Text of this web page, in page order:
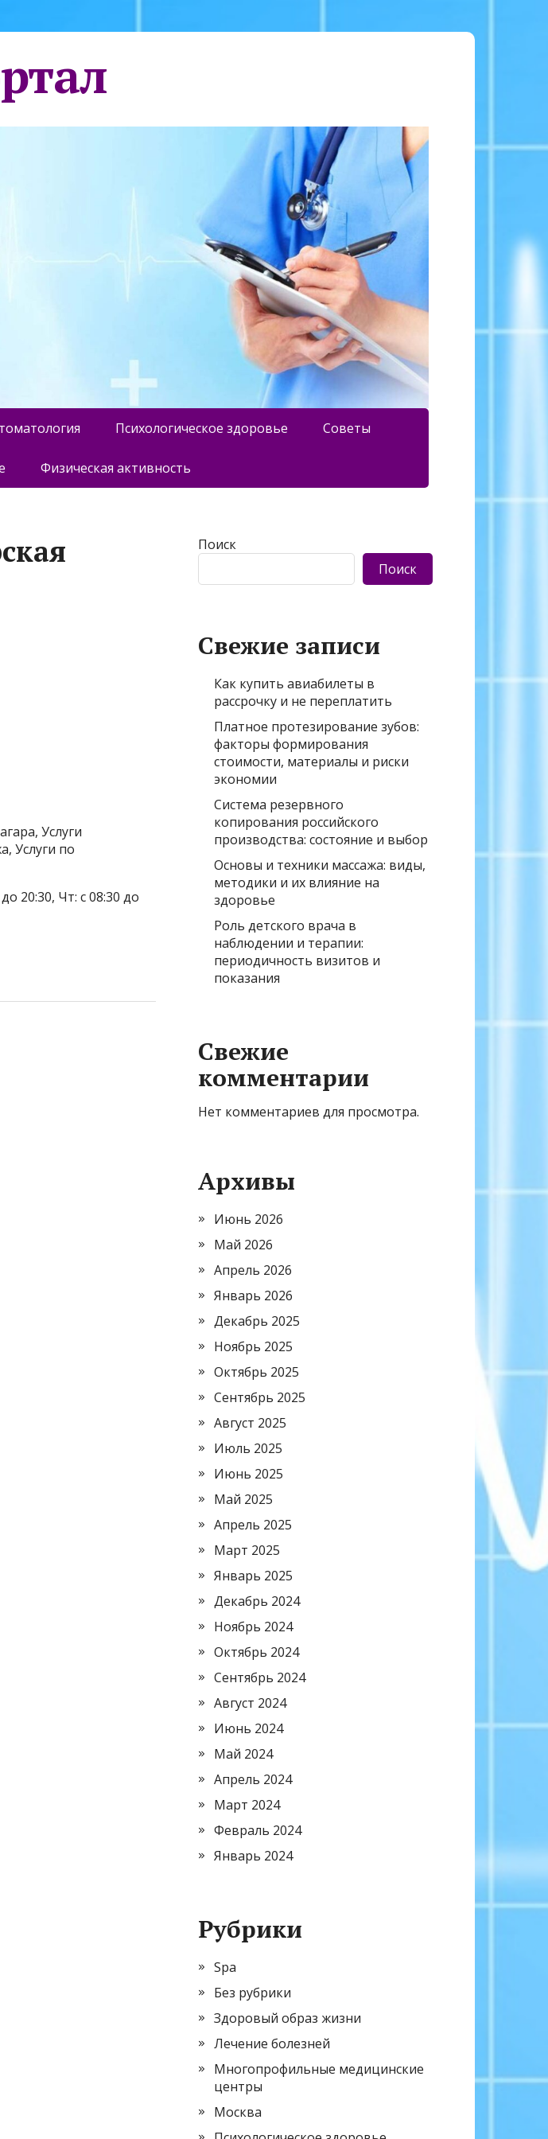
Психологическое здоровье Советы
Физическая активность
Услуги
Услуги по
20:30, Чт: с 08:30 до
Поиск
Поиск
Свежие записи
Как купить авиабилеты в
рассрочку и не переплатить
Платное протезирование зубов:
факторы формирования
стоимости, материалы и риски
экономии
Система резервного
копирования российского
производства: состояние и выбор
Основы и техники массажа: виды,
методики и их влияние на
здоровье
Роль детского врача в
наблюдении и терапии:
периодичность визитов и
показания
Свежие
комментарии
Нет комментариев для просмотра.
Архивы
Июнь 2026
Май 2026
Апрель 2026
Январь 2026
Декабрь 2025
Ноябрь 2025
Октябрь 2025
Сентябрь 2025
Август 2025
Июль 2025
Июнь 2025
Май 2025
Апрель 2025
Март 2025
Январь 2025
Декабрь 2024
Ноябрь 2024
Октябрь 2024
Сентябрь 2024
Август 2024
Июнь 2024
Май 2024
Апрель 2024
Март 2024
Февраль 2024
Январь 2024
Рубрики
Spa
Без рубрики
Здоровый образ жизни
Лечение болезней
Многопрофильные медицинские
центры
Москва